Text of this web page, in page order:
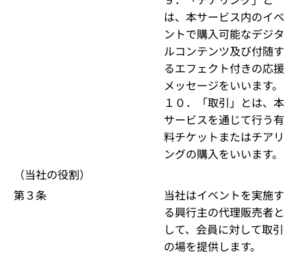
は、本サービス内のイベ
ントで購入可能なデジタ
ルコンテンツ及び付随す
るエフェクト付きの応援
メッセージをいいます。
１０．「取引」とは、本
サービスを通じて行う有
料チケットまたはチアリ
ングの購入をいいます。
（当社の役割）
第３条
当社はイベントを実施す
る興行主の代理販売者と
して、会員に対して取引
の場を提供します。